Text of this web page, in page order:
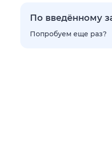
По введённому
Попробуем еще раз?